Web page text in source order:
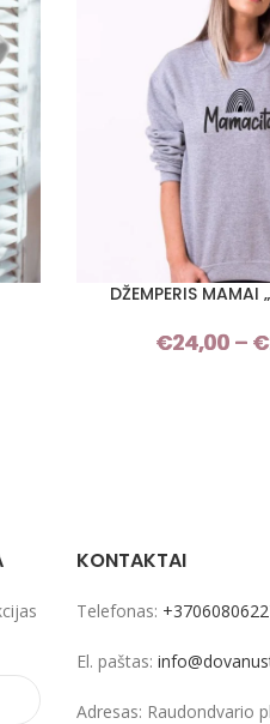
PASIRINKTI SAVYBES
DŽEMPERIS MAMAI
€24,00 – €
KONTAKTAI
Telefonas:
El. paštas:
Adresas: Raudondvario